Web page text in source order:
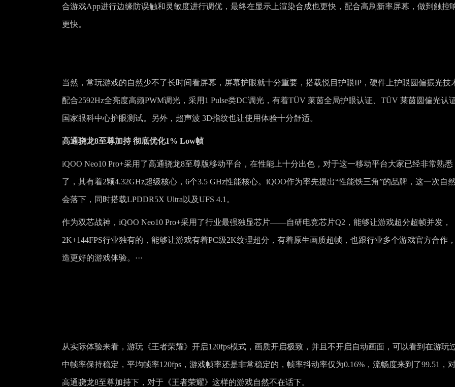
合游戏App进行边缘防误触和灵敏度进行调优，最终在显示上渲染合成也更快，配合高刷新率屏幕，做到触控
更快。
当然，常玩游戏的自然少不了长时间看屏幕，屏幕护眼就十分重要，搭载悦目护眼IP，硬件上护眼圆偏振光技
配合2592Hz全亮度高频PWM调光，采用1 Pulse类DC调光，有着TÜV 莱茵全局护眼认证、TÜV 莱茵圆偏光认证
国家眼科中心护眼测试。另外，超声波 3D指纹也让使用体验十分舒适。
高通骁龙8至尊加持 彻底优化1% Low帧
iQOO Neo10 Pro+采用了高通骁龙8至尊版移动平台，在性能上十分出色，对于这一移动平台大家已经非常熟悉
了，其有着2颗4.32GHz超级核心，6个3.5 GHz性能核心。iQOO作为率先提出“性能铁三角”的品牌，这一次自
会落下，同时搭载LPDDR5X Ultra以及UFS 4.1。
作为双芯战神，iQOO Neo10 Pro+采用了行业最强独显芯片——自研电竞芯片Q2，能够让游戏超分超帧并发，
2K+144FPS行业独有的，能够让游戏有着PC级2K纹理超分，有着原生画质超帧，也跟行业多个游戏官方合作
造更好的游戏体验。···
从实际体验来看，游玩《王者荣耀》开启120fps模式，画质开启极致，并且不开启自动画面，可以看到在游玩
中帧率保持稳定，平均帧率120fps，游戏帧率还是非常稳定的，帧率抖动率仅为0.16%，流畅度来到了99.51，
高通骁龙8至尊加持下，对于《王者荣耀》这样的游戏自然不在话下。